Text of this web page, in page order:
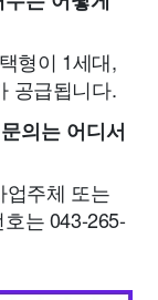
형이 1세대,
공급됩니다.
의는 어디서
업주체 또는
는 043-265-